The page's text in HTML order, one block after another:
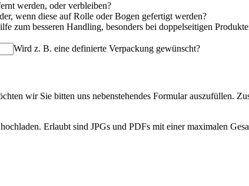
werden, oder verbleiben?
wenn diese auf Rolle oder Bogen gefertigt werden?
zum besseren Handling, besonders bei doppelseitigen
Wird z. B. eine definierte Verpackung gewünscht?
wir Sie bitten uns nebenstehendes Formular auszufüllen.
Erlaubt sind JPGs und PDFs mit einer maximalen